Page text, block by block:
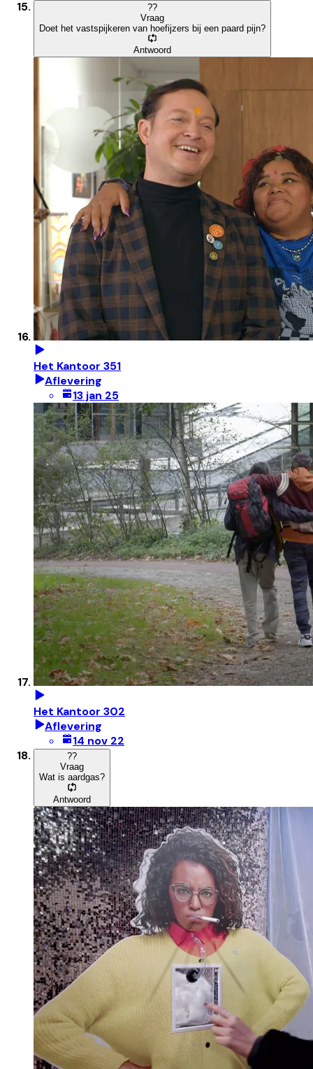
??
Vraag
Doet het vastspijkeren van hoefijzers bij een paard pijn?
Antwoord
Het Kantoor 351
Aflevering
13 jan 25
Het Kantoor 302
Aflevering
14 nov 22
??
Vraag
Wat is aardgas?
Antwoord